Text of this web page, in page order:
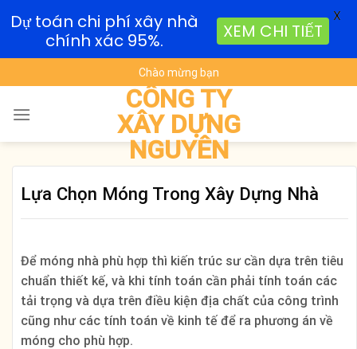
to
content
Chào mừng bạn
CÔNG TY
XÂY DỰNG
NGUYÊN
Lựa Chọn Móng Trong Xây Dựng Nhà
Để móng nhà phù hợp thì kiến trúc sư cần dựa trên tiêu
chuẩn thiết kế, và khi tính toán cần phải tính toán các
tải trọng và dựa trên điều kiện địa chất của công trình
cũng như các tính toán về kinh tế để ra phương án về
móng cho phù hợp.
Dự toán chi phí xây nhà
chính xác 95%.
XEM CHI TIẾT
X